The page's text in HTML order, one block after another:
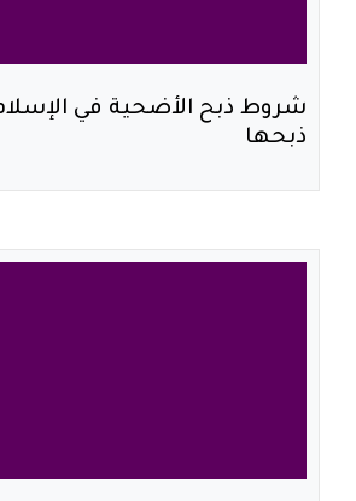
شروط ذبح الأضحية في
ذبحها